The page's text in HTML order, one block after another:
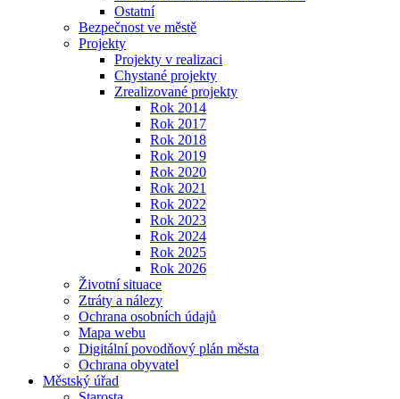
Ostatní
Bezpečnost ve městě
Projekty
Projekty v realizaci
Chystané projekty
Zrealizované projekty
Rok 2014
Rok 2017
Rok 2018
Rok 2019
Rok 2020
Rok 2021
Rok 2022
Rok 2023
Rok 2024
Rok 2025
Rok 2026
Životní situace
Ztráty a nálezy
Ochrana osobních údajů
Mapa webu
Digitální povodňový plán města
Ochrana obyvatel
Městský úřad